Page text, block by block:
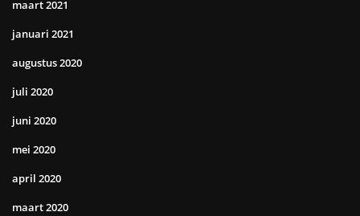
maart 2021
januari 2021
augustus 2020
juli 2020
juni 2020
mei 2020
april 2020
maart 2020